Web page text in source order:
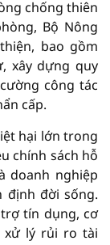
chống thiên
Bộ Nông
bao gồm
xây dựng quy
công tác
cấp.
hại lớn trong
chính sách hỗ
doanh nghiệp
định đời sống.
tín dụng, cơ
xử lý rủi ro tài